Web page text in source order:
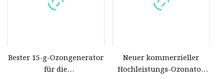
Bester 15-g-Ozongenerator
für die
Neuer kommerzieller
Hochleistungs-Ozonator